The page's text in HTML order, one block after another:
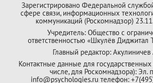
Зарегистрировано Федеральной
сфере связи, информационных
коммуникаций (Роскомнадзор)
Учредитель: Общество с
ответственностью «Шкулёв Диджитал
Главный редактор: Акулиничев
Контактные данные для
числе, для Роскомнадзора): Эл.
info@psychologies.ru телефон: